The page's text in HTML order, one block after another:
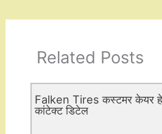
Related Posts
Falken Tires कस्टमर केयर
कांटेक्ट डिटेल